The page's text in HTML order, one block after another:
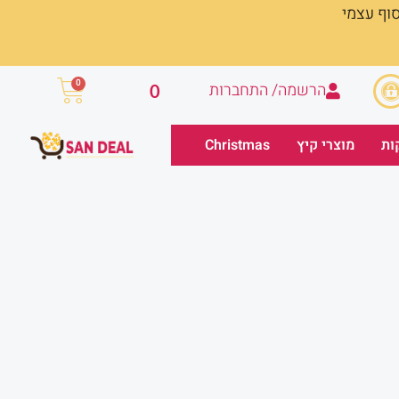
עצמי
הרשמה/ התחברות 0
0
עגלת
מוצרי קיץ Christmas